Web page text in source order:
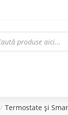
Termostate și